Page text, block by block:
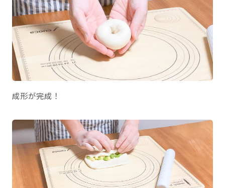
成形が完成！